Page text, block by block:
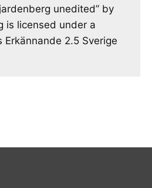
unedited” by
is licensed under a
Erkännande 2.5 Sverige